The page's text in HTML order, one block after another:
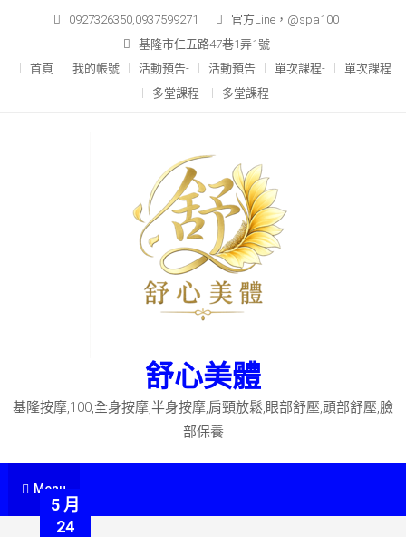
content
0927326350,0937599271
官方Line，@spa100
基隆市仁五路47巷1弄1號
首頁
我的帳號 活動預告- 活動預告 單次課程-
單次課程
多堂課程-
多堂課程
舒心美體
基隆按摩,100,全身按摩,半身按摩,肩頸放鬆,眼部舒壓,頭部舒壓,臉
部保養
Menu
5 月
24